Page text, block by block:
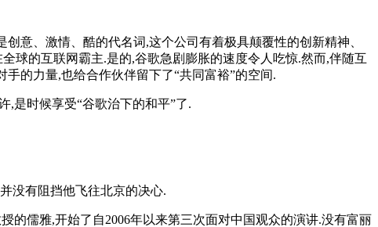
意、激情、酷的代名词,这个公司有着极具颠覆性的创新精神、
球的互联网霸主.是的,谷歌急剧膨胀的速度令人吃惊.然而,伴随互
的力量,也给合作伙伴留下了“共同富裕”的空间.
,是时候享受“谷歌治下的和平”了.
没有阻挡他飞往北京的决心.
的儒雅,开始了自2006年以来第三次面对中国观众的演讲.没有富丽